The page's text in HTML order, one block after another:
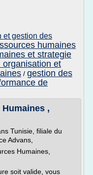
et gestion des
humaines
et strategie
organisation et
/ gestion des
de
,
Tunisie, filiale du
Advans,
Humaines,
soit valide, vous